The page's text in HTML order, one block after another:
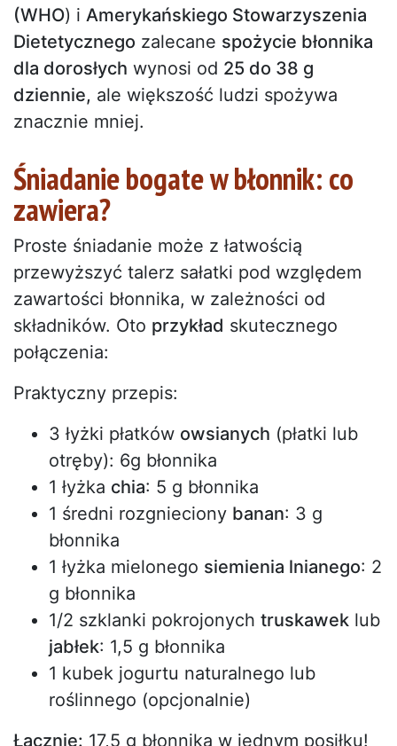
(WHO) i Amerykańskiego Stowarzyszenia
Dietetycznego zalecane spożycie błonnika
dla dorosłych wynosi od 25 do 38 g
dziennie, ale większość ludzi spożywa
znacznie mniej.
Śniadanie bogate w błonnik: co
zawiera?
Proste śniadanie może z łatwością
przewyższyć talerz sałatki pod względem
zawartości błonnika, w zależności od
składników. Oto przykład skutecznego
połączenia:
Praktyczny przepis:
3 łyżki płatków owsianych (płatki lub
otręby): 6g błonnika
1 łyżka chia: 5 g błonnika
1 średni rozgnieciony banan: 3 g
błonnika
1 łyżka mielonego siemienia lnianego: 2
g błonnika
1/2 szklanki pokrojonych truskawek lub
jabłek: 1,5 g błonnika
1 kubek jogurtu naturalnego lub
roślinnego (opcjonalnie)
Łącznie: 17,5 g błonnika w jednym posiłku!